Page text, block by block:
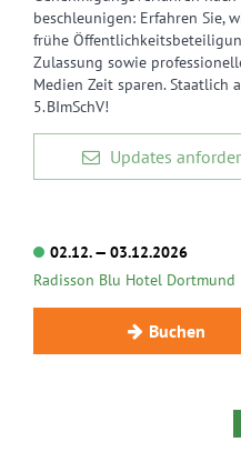
beschleunigen: Erfahren Sie,
frühe
Zulassung sowie
Medien Zeit sparen. Staatlich
5. BImSchV!
Updates
02.12. — 03.12.2026
Radisson Blu Hotel Dortmund
Buchen